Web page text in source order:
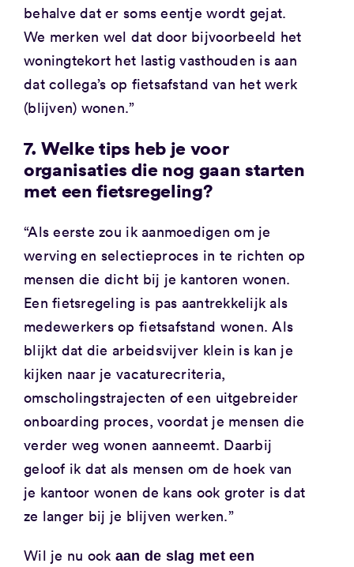
behalve dat er soms eentje wordt gejat.
We merken wel dat door bijvoorbeeld het
woningtekort het lastig vasthouden is aan
dat collega’s op fietsafstand van het werk
(blijven) wonen.”
7. Welke tips heb je voor
organisaties die nog gaan starten
met een fietsregeling?
“Als eerste zou ik aanmoedigen om je
werving en selectieproces in te richten op
mensen die dicht bij je kantoren wonen.
Een fietsregeling is pas aantrekkelijk als
medewerkers op fietsafstand wonen. Als
blijkt dat die arbeidsvijver klein is kan je
kijken naar je vacaturecriteria,
omscholingstrajecten of een uitgebreider
onboarding proces, voordat je mensen die
verder weg wonen aanneemt. Daarbij
geloof ik dat als mensen om de hoek van
je kantoor wonen de kans ook groter is dat
ze langer bij je blijven werken.”
Wil je nu ook aan de slag met een